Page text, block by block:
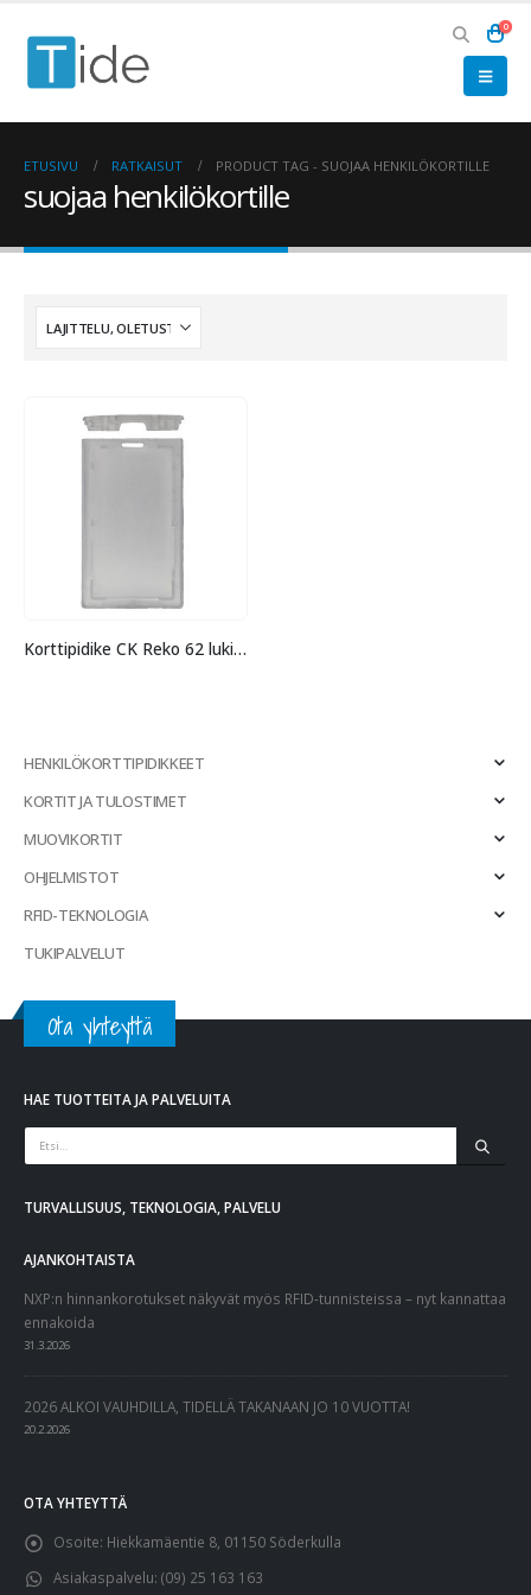
0
ETUSIVU RATKAISUT PRODUCT TAG - SUOJAA HENKILÖKORTILLE
suojaa henkilökortille
Korttipidike CK Reko 62 lukittava
HENKILÖKORTTIPIDIKKEET
KORTIT JA TULOSTIMET
MUOVIKORTIT
OHJELMISTOT
RFID-TEKNOLOGIA
TUKIPALVELUT
Ota yhteyttä
HAE TUOTTEITA JA PALVELUITA
TURVALLISUUS, TEKNOLOGIA, PALVELU
AJANKOHTAISTA
NXP:n hinnankorotukset näkyvät myös RFID-tunnisteissa – nyt kannattaa
ennakoida
31.3.2026
2026 ALKOI VAUHDILLA, TIDELLÄ TAKANAAN JO 10 VUOTTA!
20.2.2026
OTA YHTEYTTÄ
Osoite: Hiekkamäentie 8, 01150 Söderkulla
Asiakaspalvelu: (09) 25 163 163